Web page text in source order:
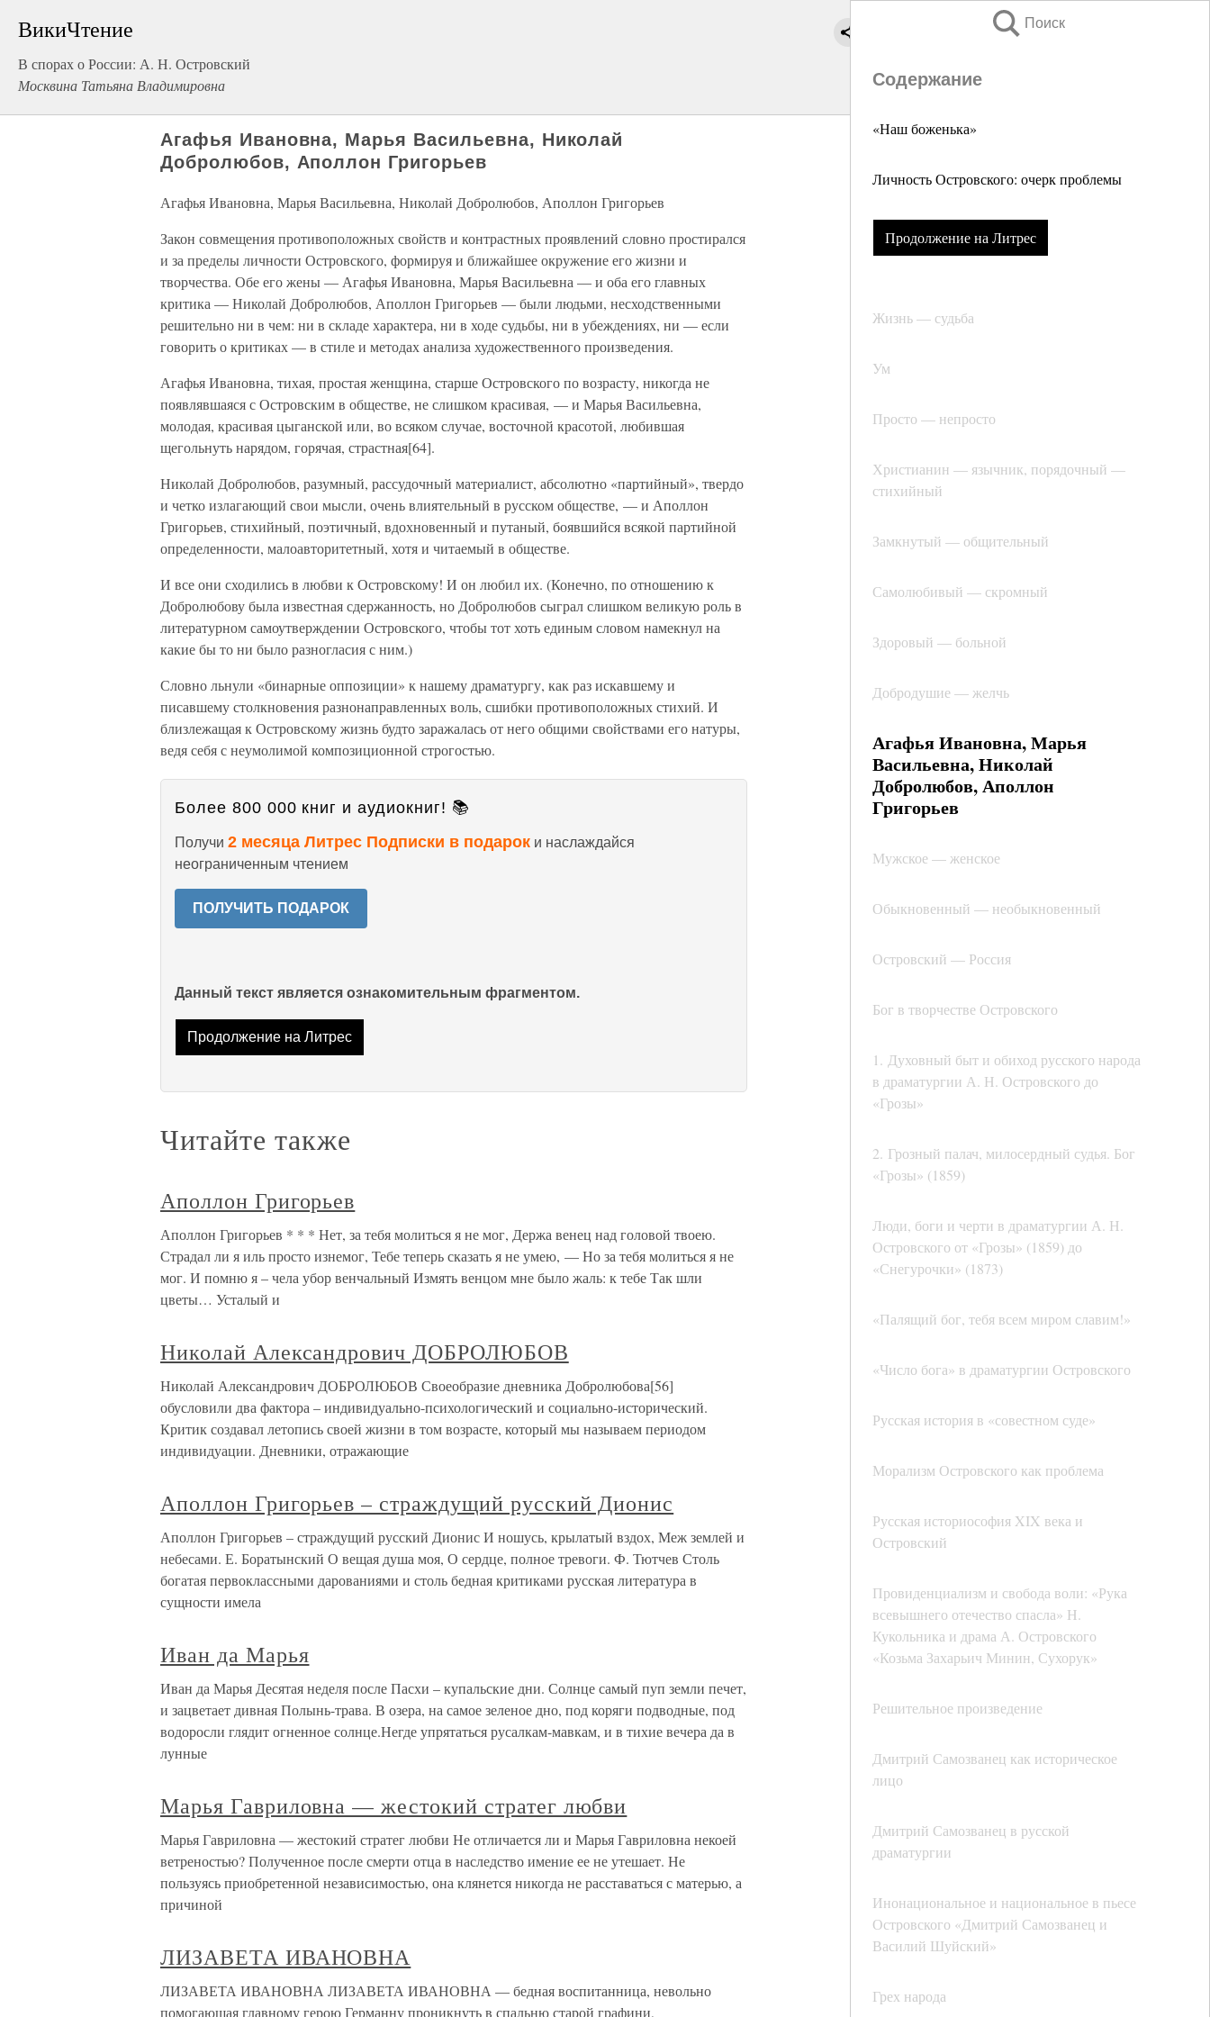
ВикиЧтение
В спорах о России: А. Н. Островский
Москвина Татьяна Владимировна
Поиск
Содержание
«Наш боженька»
Личность Островского: очерк проблемы
Продолжение на Литрес
Жизнь — судьба
Ум
Просто — непросто
Христианин — язычник, порядочный —
стихийный
Замкнутый — общительный
Самолюбивый — скромный
Здоровый — больной
Добродушие — желчь
Агафья Ивановна, Марья
Васильевна, Николай
Добролюбов, Аполлон
Григорьев
Мужское — женское
Обыкновенный — необыкновенный
Островский — Россия
Бог в творчестве Островского
1. Духовный быт и обиход русского народа
в драматургии А. Н. Островского до
«Грозы»
2. Грозный палач, милосердный судья. Бог
«Грозы» (1859)
Люди, боги и черти в драматургии А. Н.
Островского от «Грозы» (1859) до
«Снегурочки» (1873)
«Палящий бог, тебя всем миром славим!»
«Число бога» в драматургии Островского
Русская история в «совестном суде»
Морализм Островского как проблема
Русская историософия XIX века и
Островский
Провиденциализм и свобода воли: «Рука
всевышнего отечество спасла» Н.
Кукольника и драма А. Островского
«Козьма Захарьич Минин, Сухорук»
Решительное произведение
Дмитрий Самозванец как историческое
лицо
Дмитрий Самозванец в русской
драматургии
Инонациональное и национальное в пьесе
Островского «Дмитрий Самозванец и
Василий Шуйский»
Грех народа
Агафья Ивановна, Марья Васильевна, Николай
Добролюбов, Аполлон Григорьев
Агафья Ивановна, Марья Васильевна, Николай Добролюбов, Аполлон Григорьев
Закон совмещения противоположных свойств и контрастных проявлений словно простирался
и за пределы личности Островского, формируя и ближайшее окружение его жизни и
творчества. Обе его жены — Агафья Ивановна, Марья Васильевна — и оба его главных
критика — Николай Добролюбов, Аполлон Григорьев — были людьми, несходственными
решительно ни в чем: ни в складе характера, ни в ходе судьбы, ни в убеждениях, ни — если
говорить о критиках — в стиле и методах анализа художественного произведения.
Агафья Ивановна, тихая, простая женщина, старше Островского по возрасту, никогда не
появлявшаяся с Островским в обществе, не слишком красивая, — и Марья Васильевна,
молодая, красивая цыганской или, во всяком случае, восточной красотой, любившая
щегольнуть нарядом, горячая, страстная[64].
Николай Добролюбов, разумный, рассудочный материалист, абсолютно «партийный», твердо
и четко излагающий свои мысли, очень влиятельный в русском обществе, — и Аполлон
Григорьев, стихийный, поэтичный, вдохновенный и путаный, боявшийся всякой партийной
определенности, малоавторитетный, хотя и читаемый в обществе.
И все они сходились в любви к Островскому! И он любил их. (Конечно, по отношению к
Добролюбову была известная сдержанность, но Добролюбов сыграл слишком великую роль в
литературном самоутверждении Островского, чтобы тот хоть единым словом намекнул на
какие бы то ни было разногласия с ним.)
Словно льнули «бинарные оппозиции» к нашему драматургу, как раз искавшему и
писавшему столкновения разнонаправленных воль, сшибки противоположных стихий. И
близлежащая к Островскому жизнь будто заражалась от него общими свойствами его натуры,
ведя себя с неумолимой композиционной строгостью.
Более 800 000 книг и аудиокниг! 📚
Получи 2 месяца Литрес Подписки в подарок и наслаждайся
неограниченным чтением
ПОЛУЧИТЬ ПОДАРОК
Данный текст является ознакомительным фрагментом.
Продолжение на Литрес
Читайте также
Аполлон Григорьев
Аполлон Григорьев * * * Нет, за тебя молиться я не мог, Держа венец над головой твоею.
Страдал ли я иль просто изнемог, Тебе теперь сказать я не умею, — Но за тебя молиться я не
мог. И помню я – чела убор венчальный Измять венцом мне было жаль: к тебе Так шли
цветы… Усталый и
Николай Александрович ДОБРОЛЮБОВ
Николай Александрович ДОБРОЛЮБОВ Своеобразие дневника Добролюбова[56]
обусловили два фактора – индивидуально-психологический и социально-исторический.
Критик создавал летопись своей жизни в том возрасте, который мы называем периодом
индивидуации. Дневники, отражающие
Аполлон Григорьев – страждущий русский Дионис
Аполлон Григорьев – страждущий русский Дионис И ношусь, крылатый вздох, Меж землей и
небесами. Е. Боратынский О вещая душа моя, О сердце, полное тревоги. Ф. Тютчев Столь
богатая первоклассными дарованиями и столь бедная критиками русская литература в
сущности имела
Иван да Марья
Иван да Марья Десятая неделя после Пасхи – купальские дни. Солнце самый пуп земли печет,
и зацветает дивная Полынь-трава. В озера, на самое зеленое дно, под коряги подводные, под
водоросли глядит огненное солнце.Негде упрятаться русалкам-мавкам, и в тихие вечера да в
лунные
Марья Гавриловна — жестокий стратег любви
Марья Гавриловна — жестокий стратег любви Не отличается ли и Марья Гавриловна некоей
ветреностью? Полученное после смерти отца в наследство имение ее не утешает. Не
пользуясь приобретенной независимостью, она клянется никогда не расставаться с матерью, а
причиной
ЛИЗАВЕТА ИВАНОВНА
ЛИЗАВЕТА ИВАНОВНА ЛИЗАВЕТА ИВАНОВНА — бедная воспитанница, невольно
помогающая главному герою Германну проникнуть в спальню старой графини,